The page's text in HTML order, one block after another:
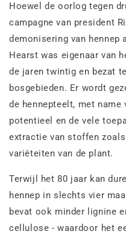
Hoewel de oorlog tegen
campagne van president
demonisering van hennep
Hearst was eigenaar van
de jaren twintig en bezat
bosgebieden. Er wordt
de hennepteelt, met
potentieel en de vele
extractie van stoffen zoals
variëteiten van de plant.
Terwijl het 80 jaar kan
hennep in slechts vier
bevat ook minder lignine
cellulose - waardoor het